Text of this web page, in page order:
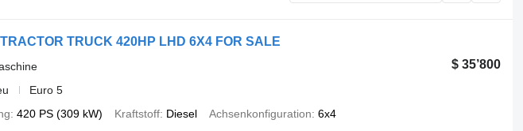
TRUCK 420HP LHD 6X4 FOR SALE
$ 35’800
Euro 5
420 PS (309 kW) Kraftstoff Diesel Achsenkonfiguration 6x4